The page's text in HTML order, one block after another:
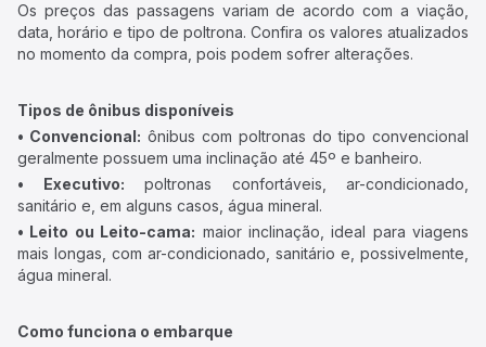
Os preços das passagens variam de acordo com a viação,
data, horário e tipo de poltrona. Confira os valores atualizados
no momento da compra, pois podem sofrer alterações.
Tipos de ônibus disponíveis
• Convencional: ônibus com poltronas do tipo convencional
geralmente possuem uma inclinação até 45º e banheiro.
• Executivo: poltronas confortáveis, ar-condicionado,
sanitário e, em alguns casos, água mineral.
• Leito ou Leito-cama: maior inclinação, ideal para viagens
mais longas, com ar-condicionado, sanitário e, possivelmente,
água mineral.
Como funciona o embarque